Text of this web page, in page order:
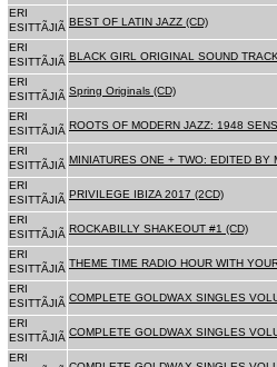
ERI
ESITTÃJIÃ BEST OF LATIN JAZZ (CD)
ERI
ESITTÃJIÃ BLACK GIRL ORIGINAL SOUND
ERI
ESITTÃJIÃ Spring Originals (CD)
ERI
ESITTÃJIÃ ROOTS OF MODERN JAZZ: 1948
ERI
ESITTÃJIÃ MINIATURES ONE + TWO: EDITED BY
ERI
ESITTÃJIÃ PRIVILEGE IBIZA 2017 (2CD)
ERI
ESITTÃJIÃ ROCKABILLY SHAKEOUT #1 (CD)
ERI
ESITTÃJIÃ THEME TIME RADIO HOUR WITH
ERI
ESITTÃJIÃ COMPLETE GOLDWAX SINGLES
ERI
ESITTÃJIÃ COMPLETE GOLDWAX SINGLES
ERI